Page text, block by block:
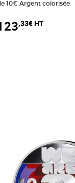
panier
10€ Argent colorisée
,33€ HT